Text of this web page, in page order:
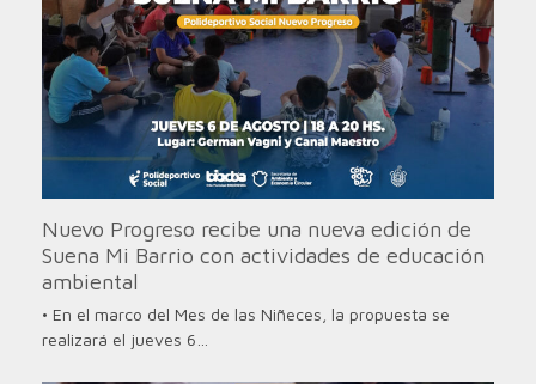
Nuevo Progreso recibe una nueva edición de
Suena Mi Barrio con actividades de educación
ambiental
• En el marco del Mes de las Niñeces, la propuesta se
realizará el jueves 6…